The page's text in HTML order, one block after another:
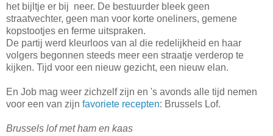
het bijltje er bij neer. De bestuurder bleek geen
straatvechter, geen man voor korte oneliners, gemene
kopstootjes en ferme uitspraken.
De partij werd kleurloos van al die redelijkheid en haar
volgers begonnen steeds meer een straatje verderop te
kijken. Tijd voor een nieuw gezicht, een nieuw elan.
En Job mag weer zichzelf zijn en 's avonds alle tijd nemen
voor een van zijn favoriete recepten: Brussels Lof.
Brussels lof met ham en kaas